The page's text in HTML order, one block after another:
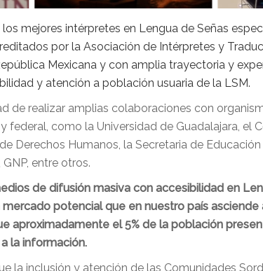
mejores intérpretes en Lengua de Señas
por la Asociación de Intérpretes y
Mexicana y con amplia trayectoria y
y atención a población usuaria de la LSM.
de realizar amplias colaboraciones con
federal, como la Universidad de Guadalajara, el
Derechos Humanos, la Secretaria de
entre otros.
de difusión masiva con accesibilidad en
potencial que en nuestro país
aproximadamente el 5% de la población
la información.
la inclusión y atención de las Comunidades